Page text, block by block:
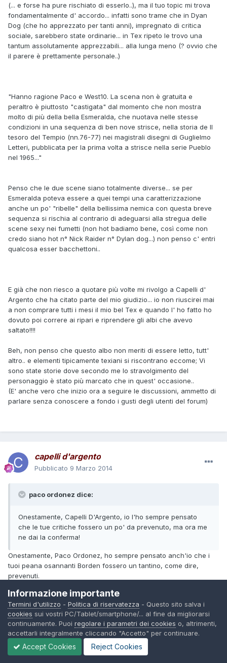
(... e forse ha pure rischiato di esserlo..), ma il tuo topic mi trova
fondamentalmente d' accordo... infatti sono trame che in Dyan
Dog (che ho apprezzato per tanti anni), impregnato di critica
sociale, sarebbero state ordinarie... in Tex ripeto le trovo una
tantum assolutamente apprezzabili... alla lunga meno (? ovvio che
il parere è prettamente personale..)
"Hanno ragione Paco e West10. La scena non è gratuita e
peraltro è piuttosto "castigata" dal momento che non mostra
molto di più della bella Esmeralda, che nuotava nelle stesse
condizioni in una sequenza di ben nove strisce, nella storia de Il
tesoro del Tempio (nn.76-77) nei magistrali disegni di Guglielmo
Letteri, pubblicata per la prima volta a strisce nella serie Pueblo
nel 1965..."
Penso che le due scene siano totalmente diverse... se per
Esmeralda poteva essere a quei tempi una caratterizzazione
anche un po' "ribelle" della bellissima nemica con questa breve
sequenza si rischia al contrario di adeguarsi alla stregua delle
scene sexy nei fumetti (non hot badiamo bene, così come non
credo siano hot n° Nick Raider n° Dylan dog...) non penso c' entri
qualcosa esser bacchettoni..
E già che non riesco a quotare più volte mi rivolgo a Capelli d'
Argento che ha citato parte del mio giudizio... io non riuscirei mai
a non comprare tutti i mesi il mio bel Tex e quando l' ho fatto ho
dovuto poi correre ai ripari e riprendere gli albi che avevo
saltato!!!!
Beh, non penso che questo albo non meriti di essere letto, tutt'
altro.. e elementi tipicamente texiani si riscontrano eccome; Vi
sono state storie dove secondo me lo stravolgimento del
personaggio è stato più marcato che in quest' occasione..
(E' anche vero che inizio ora a seguire le discussioni, ammetto di
parlare senza conoscere a fondo i gusti degli utenti del forum)
capelli d'argento
Pubblicato 9 Marzo 2014
paco ordonez dice:
Onestamente, Capelli D'Argento, io l'ho sempre pensato
che le tue critiche fossero un po' da prevenuto, ma ora me
ne dai la conferma!
Onestamente, Paco Ordonez, ho sempre pensato anch'io che i
tuoi peana osannanti Borden fossero un tantino, come dire,
prevenuti.
come minimo, l'aggettivo piu' scarso che tu usi per giudicarla è
"capolavoro"....? >
Senza rancore, amigo...
Comunque io salto un giro. Per ora.
E poi Tex di lettori ne ha ancora tanti ( per fortuna ) e, come mi
scrisse, alcuni anni fa ( in risposta alle critiche che rivolgevo a
Informazione importante
Termini d'utilizzo - Politica di riservatezza - Questo sito salva i
cookies sui vostri PC/Tablet/smartphone/... al fine da migliorarsi
continuamente. Puoi regolare i parametri dei cookies o, altrimenti,
accettarli integralmente cliccando "Accetto" per continuare.
Accept Cookies Reject Cookies